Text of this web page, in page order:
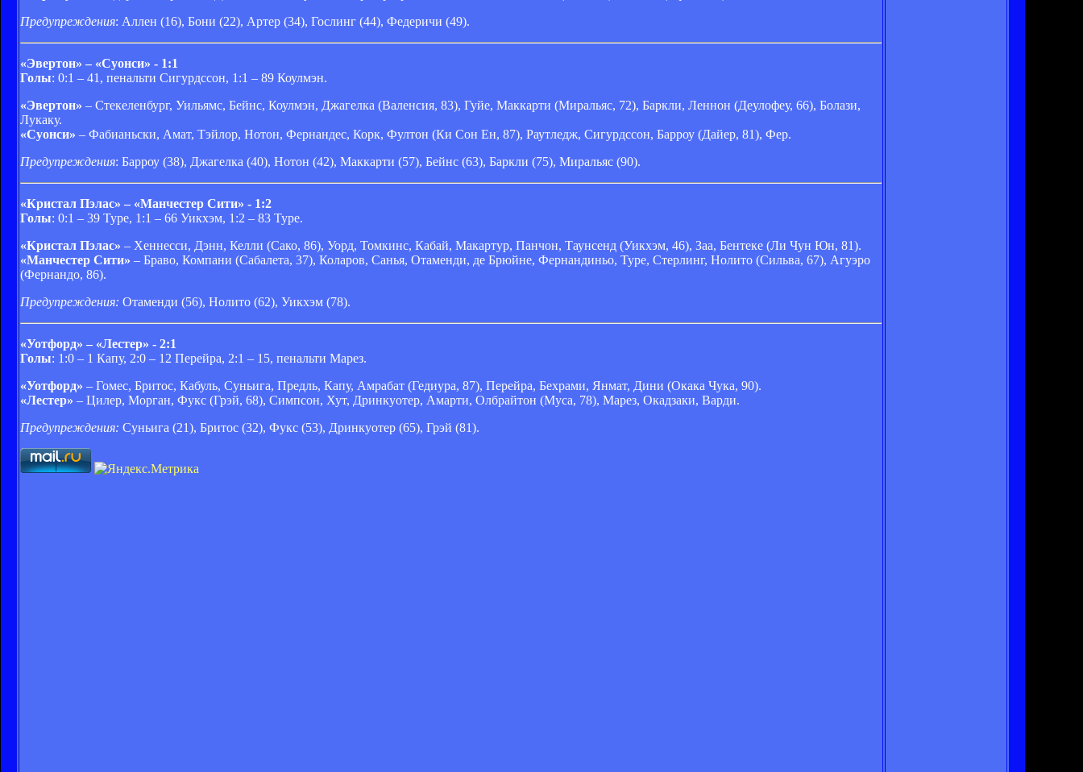
Предупреждения: Аллен (16), Бони (22), Артер (34), Гослинг (44), Федеричи (49).
«Эвертон» – «Суонси» - 1:1
Голы: 0:1 – 41, пенальти Сигурдссон, 1:1 – 89 Коулмэн.
«Эвертон» – Стекеленбург, Уильямс, Бейнс, Коулмэн, Джагелка (Валенсия, 83), Гуйе, Маккарти (Миральяс, 72), Баркли, Леннон (Деулофеу, 66), Болази,
Лукаку.
«Суонси» – Фабианьски, Амат, Тэйлор, Нотон, Фернандес, Корк, Фултон (Ки Сон Ен, 87), Раутледж, Сигурдссон, Барроу (Дайер, 81), Фер.
Предупреждения: Барроу (38), Джагелка (40), Нотон (42), Маккарти (57), Бейнс (63), Баркли (75), Миральяс (90).
«Кристал Пэлас» – «Манчестер Сити» - 1:2
Голы: 0:1 – 39 Туре, 1:1 – 66 Уикхэм, 1:2 – 83 Туре.
«Кристал Пэлас» – Хеннесси, Дэнн, Келли (Сако, 86), Уорд, Томкинс, Кабай, Макартур, Панчон, Таунсенд (Уикхэм, 46), Заа, Бентеке (Ли Чун Юн, 81).
«Манчестер Сити» – Браво, Компани (Сабалета, 37), Коларов, Санья, Отаменди, де Брюйне, Фернандиньо, Туре, Стерлинг, Нолито (Сильва, 67), Агуэро
(Фернандо, 86).
Предупреждения: Отаменди (56), Нолито (62), Уикхэм (78).
«Уотфорд» – «Лестер» - 2:1
Голы: 1:0 – 1 Капу, 2:0 – 12 Перейра, 2:1 – 15, пенальти Марез.
«Уотфорд» – Гомес, Бритос, Кабуль, Суньига, Предль, Капу, Амрабат (Гедиура, 87), Перейра, Бехрами, Янмат, Дини (Окака Чука, 90).
«Лестер» – Цилер, Морган, Фукс (Грэй, 68), Симпсон, Хут, Дринкуотер, Амарти, Олбрайтон (Муса, 78), Марез, Окадзаки, Варди.
Предупреждения: Суньига (21), Бритос (32), Фукс (53), Дринкуотер (65), Грэй (81).